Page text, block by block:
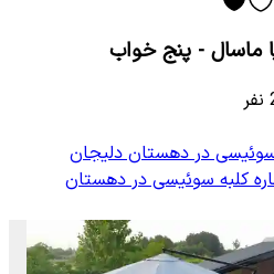
ماسال - پنج خواب
نفر
سوئیسی در دهستان دلیجان
کلبه سوئیسی در دهستان